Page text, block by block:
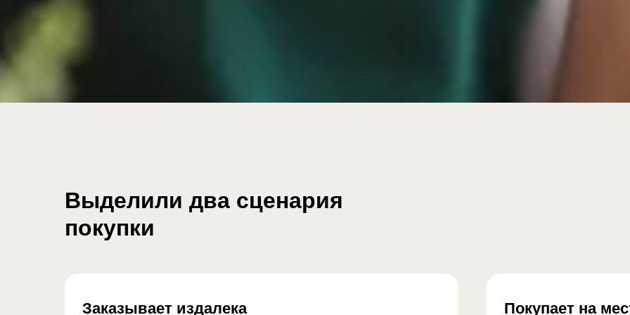
Выделили два сценария
покупки
Заказывает издалека Покупает на